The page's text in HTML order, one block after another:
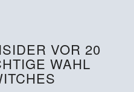
VOR 20
WAHL